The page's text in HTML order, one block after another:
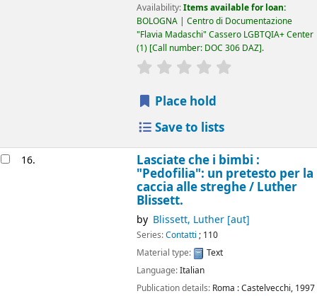
Availability:Items available for loan:
BOLOGNA | Centro di Documentazione
"Flavia Madaschi" Cassero LGBTQIA+ Center
(1) Call number: DOC 306 DAZ .
star rating
Place hold
Save to lists
16. Lasciate che i bimbi :
"Pedofilia": un pretesto per la
caccia alle streghe / Luther
Blissett.
by Blissett, Luther[aut]
Series:Contatti ; 110
Material type:
Text
Language:Italian
Publication details: Roma :Castelvecchi, 1997